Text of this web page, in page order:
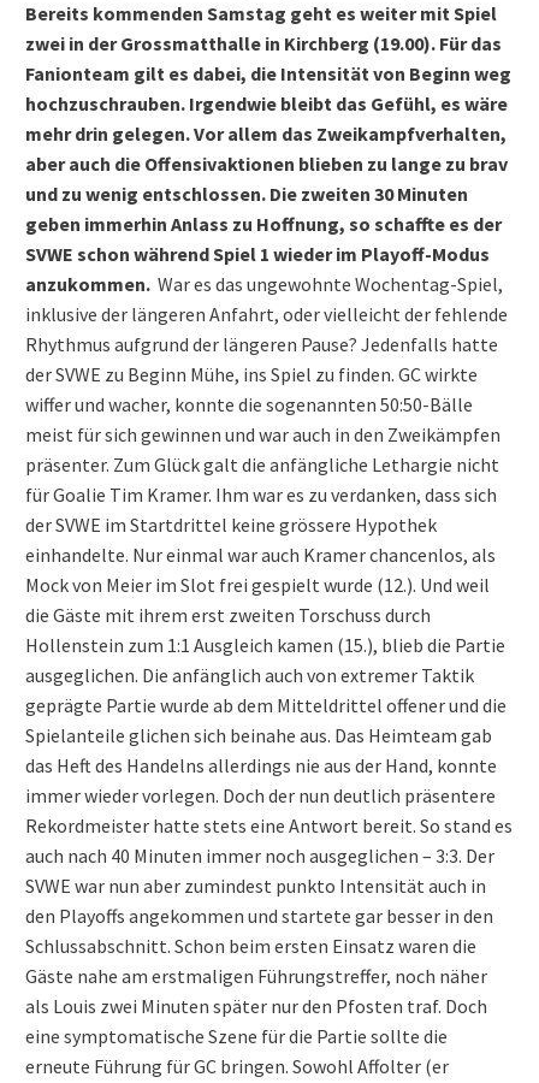
Bereits kommenden Samstag geht es weiter mit Spiel
zwei in der Grossmatthalle in Kirchberg (19.00). Für das
Fanionteam gilt es dabei, die Intensität von Beginn weg
hochzuschrauben. Irgendwie bleibt das Gefühl, es wäre
mehr drin gelegen. Vor allem das Zweikampfverhalten,
aber auch die Offensivaktionen blieben zu lange zu brav
und zu wenig entschlossen. Die zweiten 30 Minuten
geben immerhin Anlass zu Hoffnung, so schaffte es der
SVWE schon während Spiel 1 wieder im Playoff-Modus
anzukommen. War es das ungewohnte Wochentag-Spiel,
inklusive der längeren Anfahrt, oder vielleicht der fehlende
Rhythmus aufgrund der längeren Pause? Jedenfalls hatte
der SVWE zu Beginn Mühe, ins Spiel zu finden. GC wirkte
wiffer und wacher, konnte die sogenannten 50:50-Bälle
meist für sich gewinnen und war auch in den Zweikämpfen
präsenter. Zum Glück galt die anfängliche Lethargie nicht
für Goalie Tim Kramer. Ihm war es zu verdanken, dass sich
der SVWE im Startdrittel keine grössere Hypothek
einhandelte. Nur einmal war auch Kramer chancenlos, als
Mock von Meier im Slot frei gespielt wurde (12.). Und weil
die Gäste mit ihrem erst zweiten Torschuss durch
Hollenstein zum 1:1 Ausgleich kamen (15.), blieb die Partie
ausgeglichen. Die anfänglich auch von extremer Taktik
geprägte Partie wurde ab dem Mitteldrittel offener und die
Spielanteile glichen sich beinahe aus. Das Heimteam gab
das Heft des Handelns allerdings nie aus der Hand, konnte
immer wieder vorlegen. Doch der nun deutlich präsentere
Rekordmeister hatte stets eine Antwort bereit. So stand es
auch nach 40 Minuten immer noch ausgeglichen – 3:3. Der
SVWE war nun aber zumindest punkto Intensität auch in
den Playoffs angekommen und startete gar besser in den
Schlussabschnitt. Schon beim ersten Einsatz waren die
Gäste nahe am erstmaligen Führungstreffer, noch näher
als Louis zwei Minuten später nur den Pfosten traf. Doch
eine symptomatische Szene für die Partie sollte die
erneute Führung für GC bringen. Sowohl Affolter (er